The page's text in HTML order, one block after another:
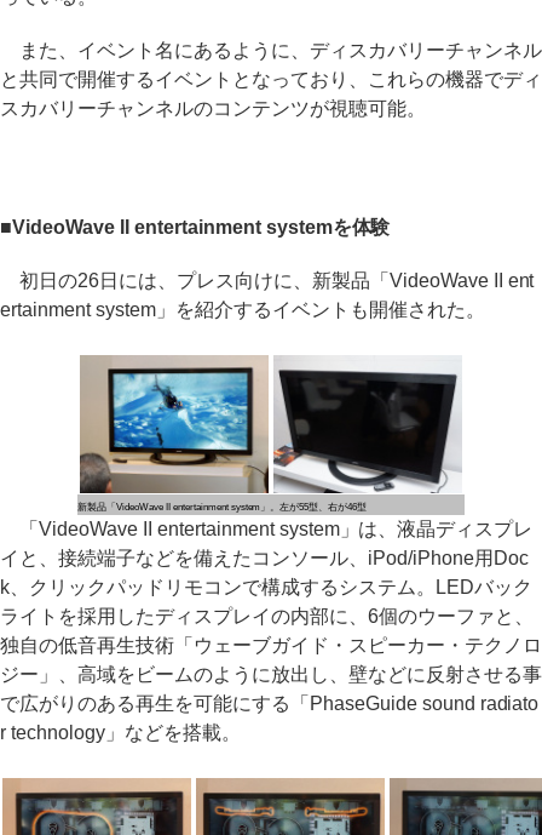
また、イベント名にあるように、ディスカバリーチャンネル
と共同で開催するイベントとなっており、これらの機器でディ
スカバリーチャンネルのコンテンツが視聴可能。
■VideoWave II entertainment systemを体験
初日の26日には、プレス向けに、新製品「VideoWave II ent
ertainment system」を紹介するイベントも開催された。
新製品「VideoWave II entertainment system」。左が55型、右が46型
「VideoWave II entertainment system」は、液晶ディスプレ
イと、接続端子などを備えたコンソール、iPod/iPhone用Doc
k、クリックパッドリモコンで構成するシステム。LEDバック
ライトを採用したディスプレイの内部に、6個のウーファと、
独自の低音再生技術「ウェーブガイド・スピーカー・テクノロ
ジー」、高域をビームのように放出し、壁などに反射させる事
で広がりのある再生を可能にする「PhaseGuide sound radiato
r technology」などを搭載。